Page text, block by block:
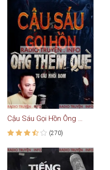
Cậu Sáu Gọi Hồn Ông Thêm Què
(270)